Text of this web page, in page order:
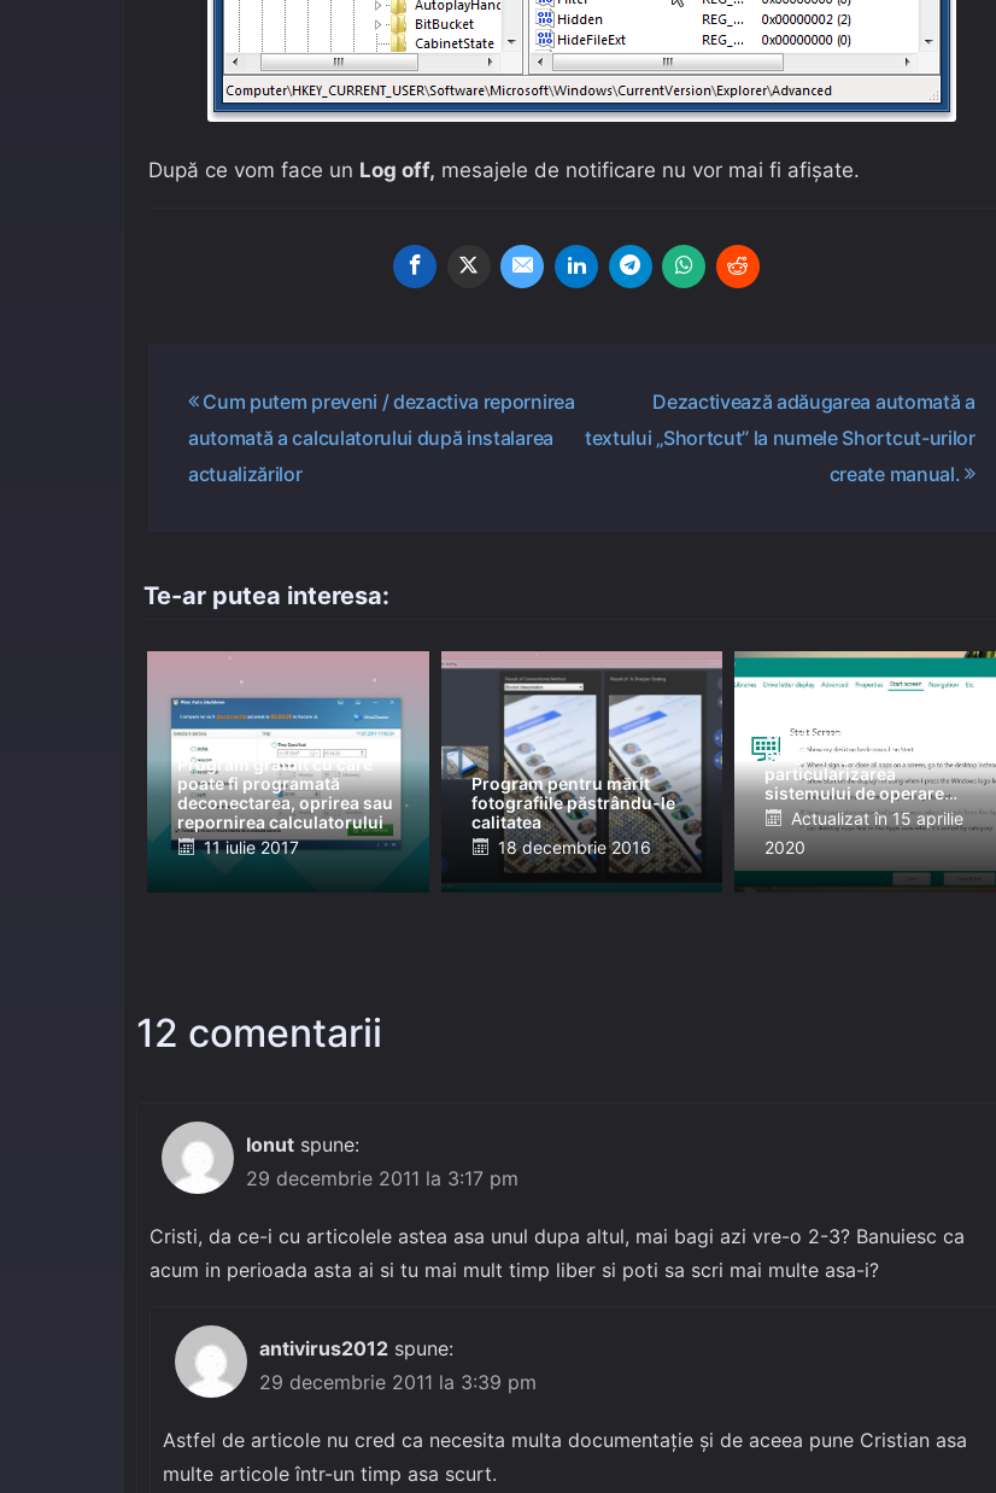
După ce vom face un Log off, mesajele de notificare nu vor mai fi afișate.
Navigare
articole
Cum putem preveni / dezactiva repornirea
automată a calculatorului după instalarea
actualizărilor
Dezactivează adăugarea automată a
textului „Shortcut” la numele Shortcut-urilor
create manual.
Te-ar putea interesa:
Program gratuit cu care
poate fi programată
deconectarea, oprirea sau
repornirea calculatorului
Posted
11 iulie 2017
Program pentru mărit
fotografiile păstrându-le
calitatea
Posted
on
18 decembrie 2016
Windows Tweaker:
program gratuit pentru
particularizarea
sistemului de operare
Windows 10
Posted
on
Actualizat în 15 aprilie
2020
12 comentarii
Ionut spune:
29 decembrie 2011 la 3:17 pm
Cristi, da ce-i cu articolele astea asa unul dupa altul, mai bagi azi vre-o 2-3? Banuiesc ca
acum in perioada asta ai si tu mai mult timp liber si poti sa scri mai multe asa-i?
antivirus2012 spune:
29 decembrie 2011 la 3:39 pm
Astfel de articole nu cred ca necesita multa documentație și de aceea pune Cristian asa
multe articole într-un timp asa scurt.